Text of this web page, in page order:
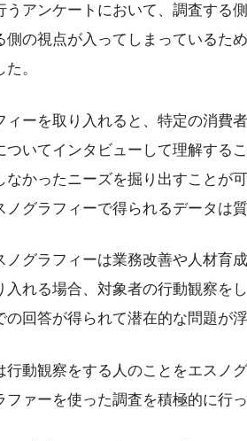
うアンケートにおいて、調査する
側の視点が入ってしまっているた
。
ィーを取り入れると、特定の消費
いてインタビューして理解する
なかったニーズを掘り出すことが
グラフィーで得られるデータは
ノグラフィーは業務改善や人材育
れる場合、対象者の行動観察を
回答が得られて潜在的な問題が
行動観察をする人のことをエスノ
ァーを使った調査を積極的に行っ